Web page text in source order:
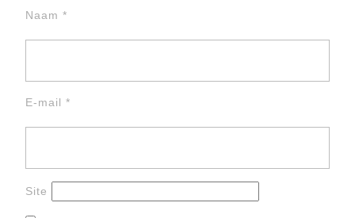
Naam *
E-mail *
Site